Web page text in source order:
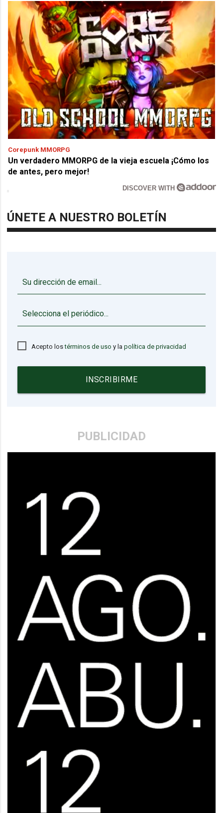
Corepunk MMORPG
Un verdadero MMORPG de la vieja escuela ¡Cómo los
de antes, pero mejor!
DISCOVER WITH
ÚNETE A NUESTRO BOLETÍN
Acepto lostérminos de uso y lapolítica de privacidad
INSCRIBIRME
PUBLICIDAD